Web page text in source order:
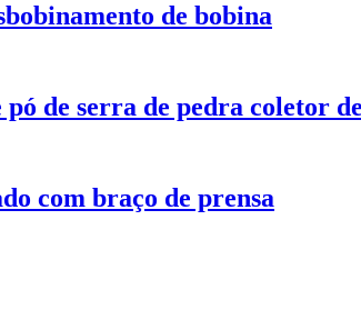
de bobina
de serra de pedra coletor
com braço de prensa